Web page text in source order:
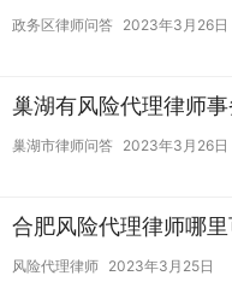
政务区律师问答 2023年3月26日
巢湖有风险代理律师
巢湖市律师问答 2023年3月26日
合肥风险代理律师哪
风险代理律师 2023年3月25日